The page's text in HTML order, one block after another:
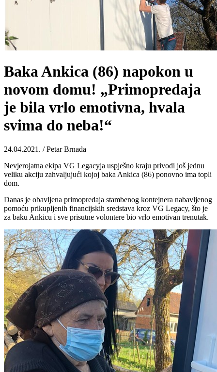
Baka Ankica (86) napokon u
novom domu! „Primopredaja
je bila vrlo emotivna, hvala
svima do neba!“
24.04.2021. / Petar Brnada
Nevjerojatna ekipa VG Legacyja uspješno kraju privodi još jednu
veliku akciju zahvaljujući kojoj baka Ankica (86) ponovno ima topli
dom.
Danas je obavljena primopredaja stambenog kontejnera nabavljenog
pomoću prikupljenih financijskih sredstava kroz VG Legacy, što je
za baku Ankicu i sve prisutne volontere bio vrlo emotivan trenutak.